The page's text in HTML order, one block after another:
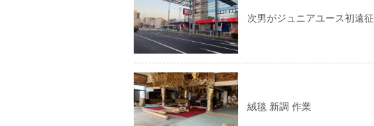
次男がジュニアユース初遠征
絨毯 新調 作業